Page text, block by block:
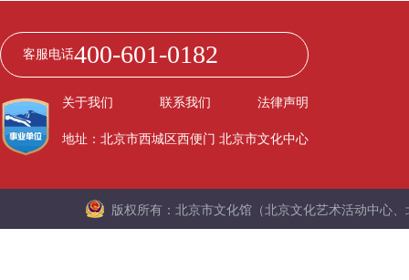
客服电话400-601-0182
关于我们 联系我们 法律声明
地址：北京市西城区西便门 北京市文化中心
版权所有：北京市文化馆（北京文化艺术活动中心